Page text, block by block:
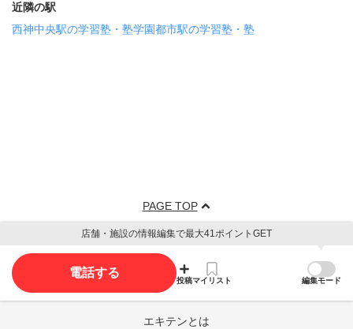
近隣の駅
西神中央駅の学習塾・塾学園都市駅の学習塾・塾
PAGE TOP
店舗・施設の情報編集で最大41ポイントGET
電話する
投稿マイリスト 編集モード
エキテンとは